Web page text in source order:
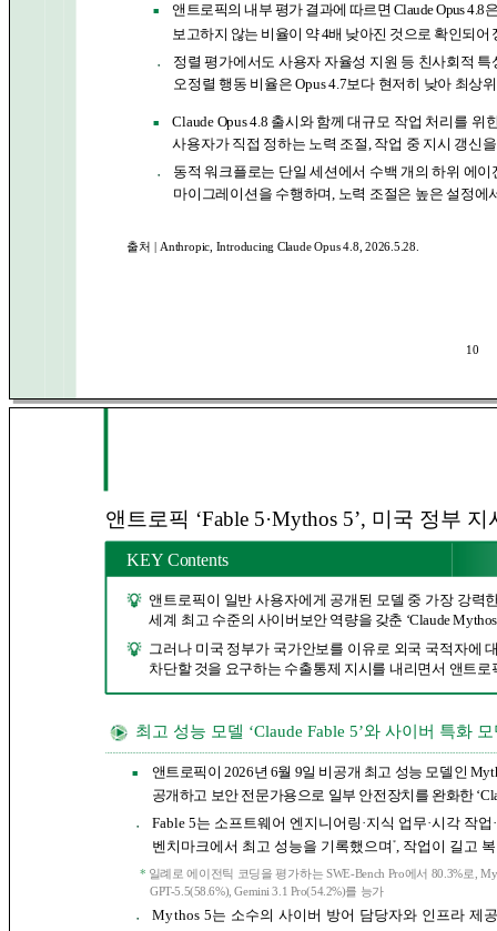
10
■
앤트로픽의 내부 평가 결과에 따르면 Claude Opus 4.8
보고하지 않는 비율이 약 4배 낮아진 것으로 확인되어
●
정렬 평가에서도 사용자 자율성 지원 등 친사회적
오정렬 행동 비율은 Opus 4.7보다 현저히 낮아 최상
■ Claude Opus 4.8 출시와 함께대규모 작업 처리를 위
사용자가 직접 정하는 노력 조절, 작업 중 지시 갱신
●
동적 워크플로는 단일 세션에서 수백 개의 하위 에
마이그레이션을 수행하며, 노력 조절은 높은 설정
출처 | Anthropic, Introducing Claude Opus 4.8, 2026.5.28.
앤트로픽 ‘Fable 5·Mythos 5’, 미국 정부
KEY Contents
앤트로픽이 일반 사용자에게 공개된 모델 중 가장 강력
세계 최고 수준의 사이버보안 역량을 갖춘 ‘Claude
그러나 미국 정부가 국가안보를 이유로 외국 국적자에
차단할 것을 요구하는 수출통제 지시를 내리면서 앤트
최고 성능 모델 ‘Claude Fable 5’와 사이버 특화
■
앤트로픽이 2026년 6월 9일 비공개 최고 성능 모델인
공개하고 보안 전문가용으로 일부 안전장치를 완화한
●
Fable 5는 소프트웨어 엔지니어링·지식 업무·시각 작
벤치마크에서 최고 성능을 기록했으며*, 작업이 길고
* 일례로 에이전틱 코딩을 평가하는 SWE-Bench Pro에서 80.3%로,
GPT-5.5(58.6%), Gemini 3.1 Pro(54.2%)를 능가
●
Mythos 5는 소수의 사이버 방어 담당자와 인프라 제